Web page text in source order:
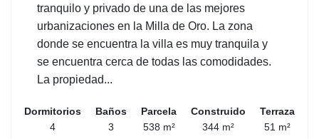
tranquilo y privado de una de las mejores
urbanizaciones en la Milla de Oro. La zona
donde se encuentra la villa es muy tranquila y
se encuentra cerca de todas las comodidades.
La propiedad...
Dormitorios
4
Baños
3
Parcela
538 m²
Construido
344 m²
Terraza
51 m²